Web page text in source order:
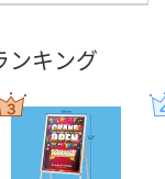
ンキング